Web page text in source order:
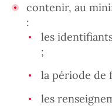
contenir, au
:
les
;
la période de
les